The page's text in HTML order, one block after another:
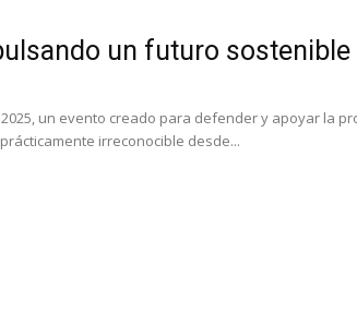
un futuro sostenible
un evento creado para defender y apoyar la
irreconocible desde...